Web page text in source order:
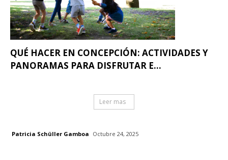
QUÉ HACER EN CONCEPCIÓN: ACTIVIDADES Y
PANORAMAS PARA DISFRUTAR E...
Leer mas
Patricia Schüller Gamboa Octubre 24, 2025